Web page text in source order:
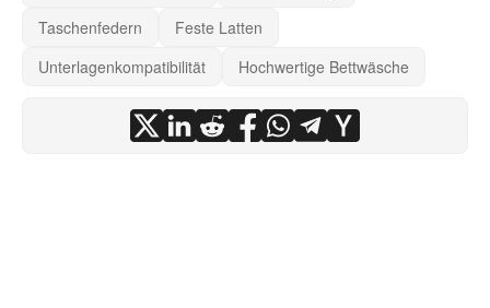
Taschenfedern
Feste Latten
Unterlagenkompatibilität
Hochwertige Bettwäsche